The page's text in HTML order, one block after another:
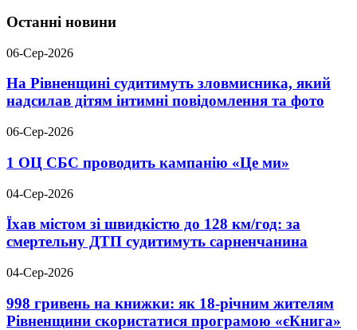
Останні новини
06-Сер-2026
На Рівненщині судитимуть зловмисника, який
надсилав дітям інтимні повідомлення та фото
06-Сер-2026
1 ОЦ СБС проводить кампанію «Це ми»
04-Сер-2026
Їхав містом зі швидкістю до 128 км/год: за
смертельну ДТП судитимуть сарненчанина
04-Сер-2026
998 гривень на книжки: як 18-річним жителям
Рівненщини скористатися програмою «єКнига»